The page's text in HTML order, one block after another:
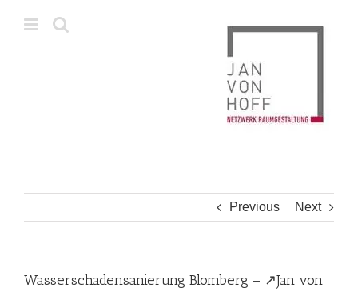
Previous Next
Wasserschadensanierung Blomberg – ↗️Jan von